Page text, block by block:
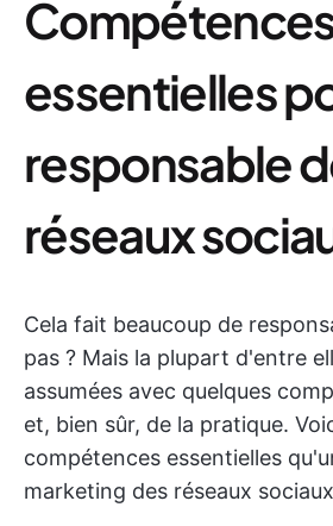
essentielles
responsable
réseaux
Cela fait beaucoup de
pas ? Mais la plupart d'entre
assumées avec quelques
et, bien sûr, de la pratique.
compétences essentielles
marketing des réseaux